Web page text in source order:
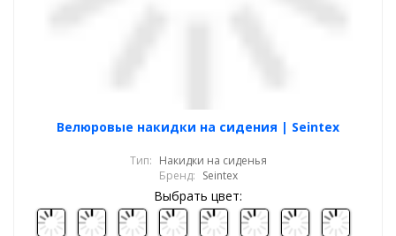
Велюровые накидки на сидения | Seintex
Тип: Накидки на сиденья
Бренд: Seintex
Выбрать цвет: